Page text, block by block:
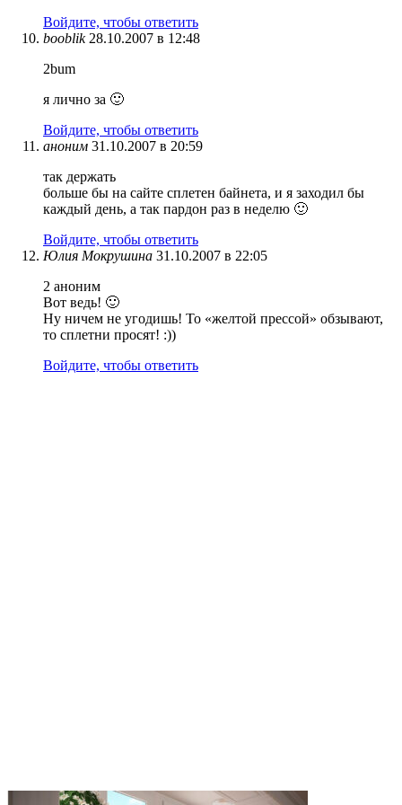
Войдите, чтобы ответить
booblik 28.10.2007 в 12:48
2bum
я лично за 🙂
Войдите, чтобы ответить
аноним 31.10.2007 в 20:59
так держать
больше бы на сайте сплетен байнета, и я заходил бы
каждый день, а так пардон раз в неделю 🙂
Войдите, чтобы ответить
Юлия Мокрушина 31.10.2007 в 22:05
2 аноним
Вот ведь! 🙂
Ну ничем не угодишь! То «желтой прессой» обзывают,
то сплетни просят! :))
Войдите, чтобы ответить